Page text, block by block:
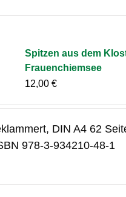
Spitzen aus dem
Frauenchiemsee
12,00€
DIN A4 62
978-3-934210-48-1